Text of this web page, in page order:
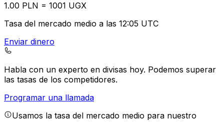
1.00 PLN = 1001 UGX
Tasa del mercado medio a las 12:05 UTC
Enviar dinero
Habla con un experto en divisas hoy. Podemos superar
las tasas de los competidores.
Programar una llamada
Usamos la tasa del mercado medio para nuestro